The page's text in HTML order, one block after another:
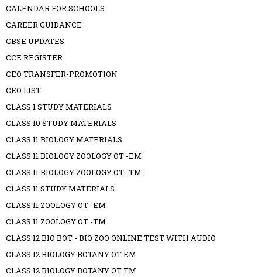
CALENDAR FOR SCHOOLS
CAREER GUIDANCE
CBSE UPDATES
CCE REGISTER
CEO TRANSFER-PROMOTION
CEO LIST
CLASS 1 STUDY MATERIALS
CLASS 10 STUDY MATERIALS
CLASS 11 BIOLOGY MATERIALS
CLASS 11 BIOLOGY ZOOLOGY OT -EM
CLASS 11 BIOLOGY ZOOLOGY OT -TM
CLASS 11 STUDY MATERIALS
CLASS 11 ZOOLOGY OT -EM
CLASS 11 ZOOLOGY OT -TM
CLASS 12 BIO BOT - BIO ZOO ONLINE TEST WITH AUDIO
CLASS 12 BIOLOGY BOTANY OT EM
CLASS 12 BIOLOGY BOTANY OT TM